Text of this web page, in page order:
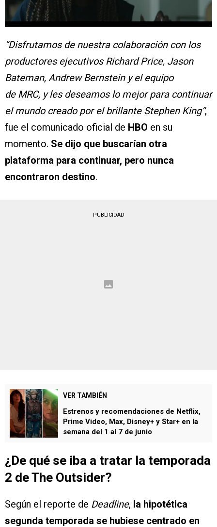
“Disfrutamos de nuestra colaboración con los
productores ejecutivos Richard Price, Jason
Bateman, Andrew Bernstein y el equipo
de MRC, y les deseamos lo mejor para continuar
el mundo creado por el brillante Stephen King“,
fue el comunicado oficial de HBO en su
momento. Se dijo que buscarían otra
plataforma para continuar, pero nunca
encontraron destino.
PUBLICIDAD
VER TAMBIÉN
Estrenos y recomendaciones de Netflix,
Prime Video, Max, Disney+ y Star+ en la
semana del 1 al 7 de junio
¿De qué se iba a tratar la temporada
2 de The Outsider?
Según el reporte de Deadline, la hipotética
segunda temporada se hubiese centrado en